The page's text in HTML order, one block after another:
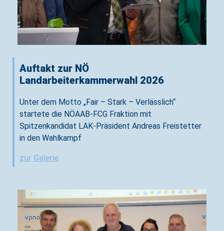
Auftakt zur NÖ
Landarbeiterkammerwahl 2026
Unter dem Motto „Fair – Stark – Verlässlich“
startete die NÖAAB-FCG Fraktion mit
Spitzenkandidat LAK-Präsident Andreas Freistetter
in den Wahlkampf
zur Galerie